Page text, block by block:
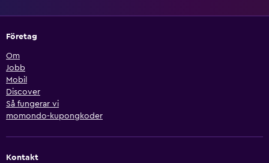
Företag
Om
Jobb
Mobil
Discover
Så fungerar vi
momondo-kupongkoder
Kontakt